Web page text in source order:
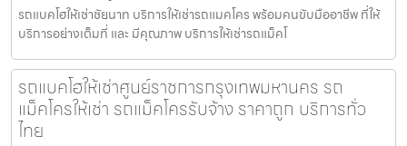
รถแบคโฮให้เช่าชัยนาท บริการให้เช่ารถแมคโคร พร้อมคนขับมืออาชีพ ที่ให้
บริการอย่างเต็มที่ และ มีคุณภาพ บริการให้เช่ารถแม็คโ
รถแบคโฮให้เช่าศูนย์ราชการกรุงเทพมหานคร รถ
แม็คโครให้เช่า รถแม็คโครรับจ้าง ราคาถูก บริการทั่ว
ไทย